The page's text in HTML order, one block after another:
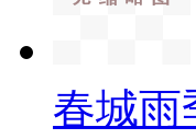
春城雨